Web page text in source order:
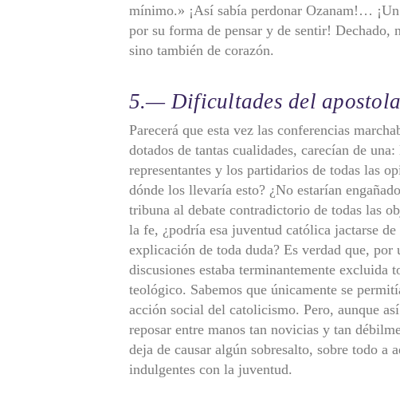
mínimo.» ¡Así sabía perdonar Ozanam!…
por su forma de pensar y de sentir! Dechado,
sino también de corazón.
5.— Dificultades del
Parecerá que esta vez las conferencias
dotados de tantas cualidades, carecían de
representantes y los partidarios de todas las
dónde los llevaría esto? ¿No estarían
tribuna al debate contradictorio de todas las
la fe, ¿podría esa juventud católica jactarse
explicación de toda duda? Es verdad que, por
discusiones estaba terminantemente excluida
teológico. Sabemos que únicamente se
acción social del catolicismo. Pero, aunque
reposar entre manos tan novicias y tan
deja de causar algún sobresalto, sobre todo a
indulgentes con la juventud.